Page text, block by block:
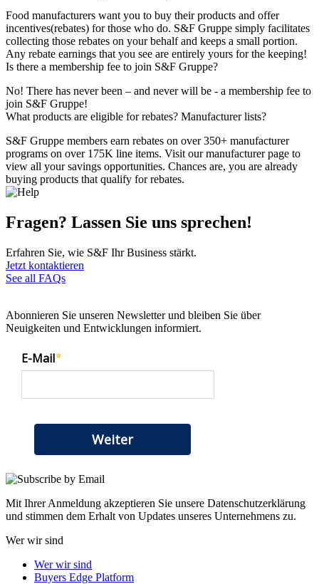
Food manufacturers want you to buy their products and offer
incentives(rebates) for those who do. S&F Gruppe simply facilitates
collecting those rebates on your behalf and keeps a small portion.
Any rebate earnings that you see are entirely yours for the keeping!
Is there a membership fee to join S&F Gruppe?
No! There has never been – and never will be - a membership fee to
join S&F Gruppe!
What products are eligible for rebates? Manufacturer lists?
S&F Gruppe members earn rebates on over 350+ manufacturer
programs on over 175K line items. Visit our manufacturer page to
view all your savings opportunities. Chances are, you are already
buying products that qualify for rebates.
Fragen? Lassen Sie uns sprechen!
Erfahren Sie, wie S&F Ihr Business stärkt.
Jetzt kontaktieren
See all FAQs
Abonnieren Sie unseren Newsletter und bleiben Sie über
Neuigkeiten und Entwicklungen informiert.
Mit Ihrer Anmeldung akzeptieren Sie unsere Datenschutzerklärung
und stimmen dem Erhalt von Updates unseres Unternehmens zu.
Wer wir sind
Wer wir sind
Buyers Edge Platform